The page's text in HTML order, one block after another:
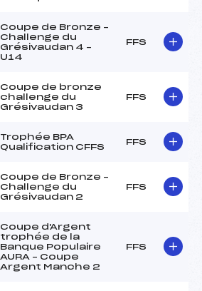
Coupe de Bronze –
Challenge du
Grésivaudan 4 –
U14
FFS
Coupe de bronze
challenge du
Grésivaudan 3
FFS
Trophée BPA
Qualification CFFS
FFS
Coupe de Bronze –
Challenge du
Grésivaudan 2
FFS
Coupe d'Argent
trophée de la
Banque Populaire
AURA – Coupe
Argent Manche 2
FFS